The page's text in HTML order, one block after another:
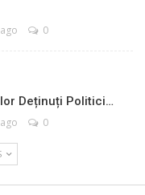
0
Deținuți Politici…
0